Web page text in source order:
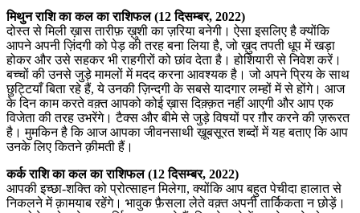
मिथुन राशि का कल का राशिफल (12 दिसम्बर, 2022)
दोस्त से मिली ख़ास तारीफ़ ख़ुशी का ज़रिया बनेगी। ऐसा इसलिए है क्योंकि
आपने अपनी ज़िंदगी को पेड़ की तरह बना लिया है, जो ख़ुद तपती धूप में खड़ा
होकर और उसे सहकर भी राहगीरों को छांव देता है। होशियारी से निवेश करें।
बच्चों की उनसे जुड़े मामलों में मदद करना आवश्यक है। जो अपने प्रिय के साथ
छुट्टियाँ बिता रहे हैं, ये उनकी ज़िन्दगी के सबसे यादगार लम्हों में से होंगे। आज
के दिन काम करते वक़्त आपको कोई ख़ास दिक़्क़त नहीं आएगी और आप एक
विजेता की तरह उभरेंगे। टैक्स और बीमे से जुड़े विषयों पर ग़ौर करने की ज़रूरत
है। मुमकिन है कि आज आपका जीवनसाथी ख़ूबसूरत शब्दों में यह बताए कि आप
उनके लिए कितने क़ीमती हैं।
कर्क राशि का कल का राशिफल (12 दिसम्बर, 2022)
आपकी इच्छा-शक्ति को प्रोत्साहन मिलेगा, क्योंकि आप बहुत पेचीदा हालात से
निकलने में क़ामयाब रहेंगे। भावुक फ़ैसला लेते वक़्त अपनी तार्किकता न छोड़ें।